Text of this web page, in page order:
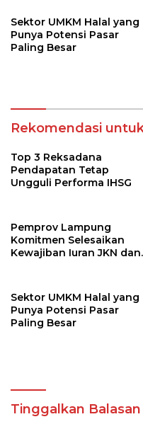
Kesehatan
Sektor UMKM Halal yang
Punya Potensi Pasar
Paling Besar
Rekomendasi
Top 3 Reksadana
Pendapatan Tetap
Ungguli Performa IHSG
Pemprov Lampung
Komitmen Selesaikan
Kewajiban Iuran JKN dan
Kesehatan
Sektor UMKM Halal yang
Punya Potensi Pasar
Paling Besar
Tinggalkan Balasan